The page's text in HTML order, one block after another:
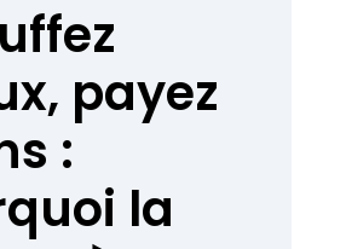
payez
:
la